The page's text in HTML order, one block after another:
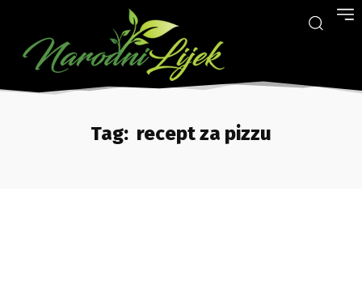
Tag: recept za pizzu